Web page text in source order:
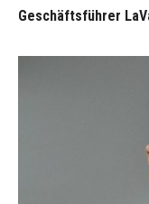
Geschäftsführer